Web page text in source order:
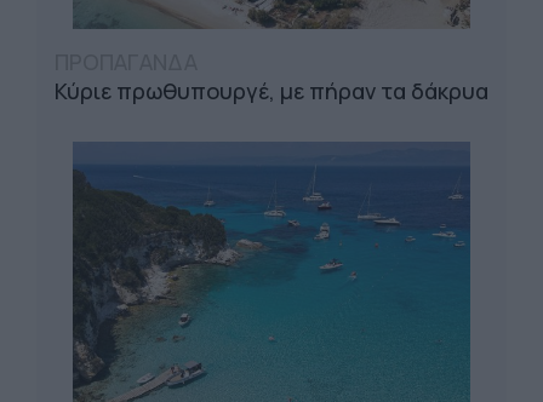
Κύριε πρωθυπουργέ, με πήραν τα δάκρυα